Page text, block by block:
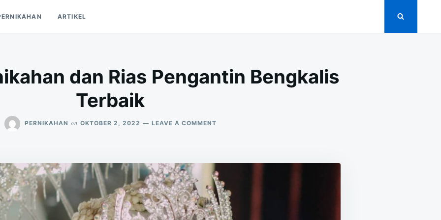
ARTIKEL
dan Rias Pengantin Bengkalis
Terbaik
PERNIKAHAN on OKTOBER 2, 2022 LEAVE A COMMENTON
PENGANTIN
BENGKALIS
TERBAIK